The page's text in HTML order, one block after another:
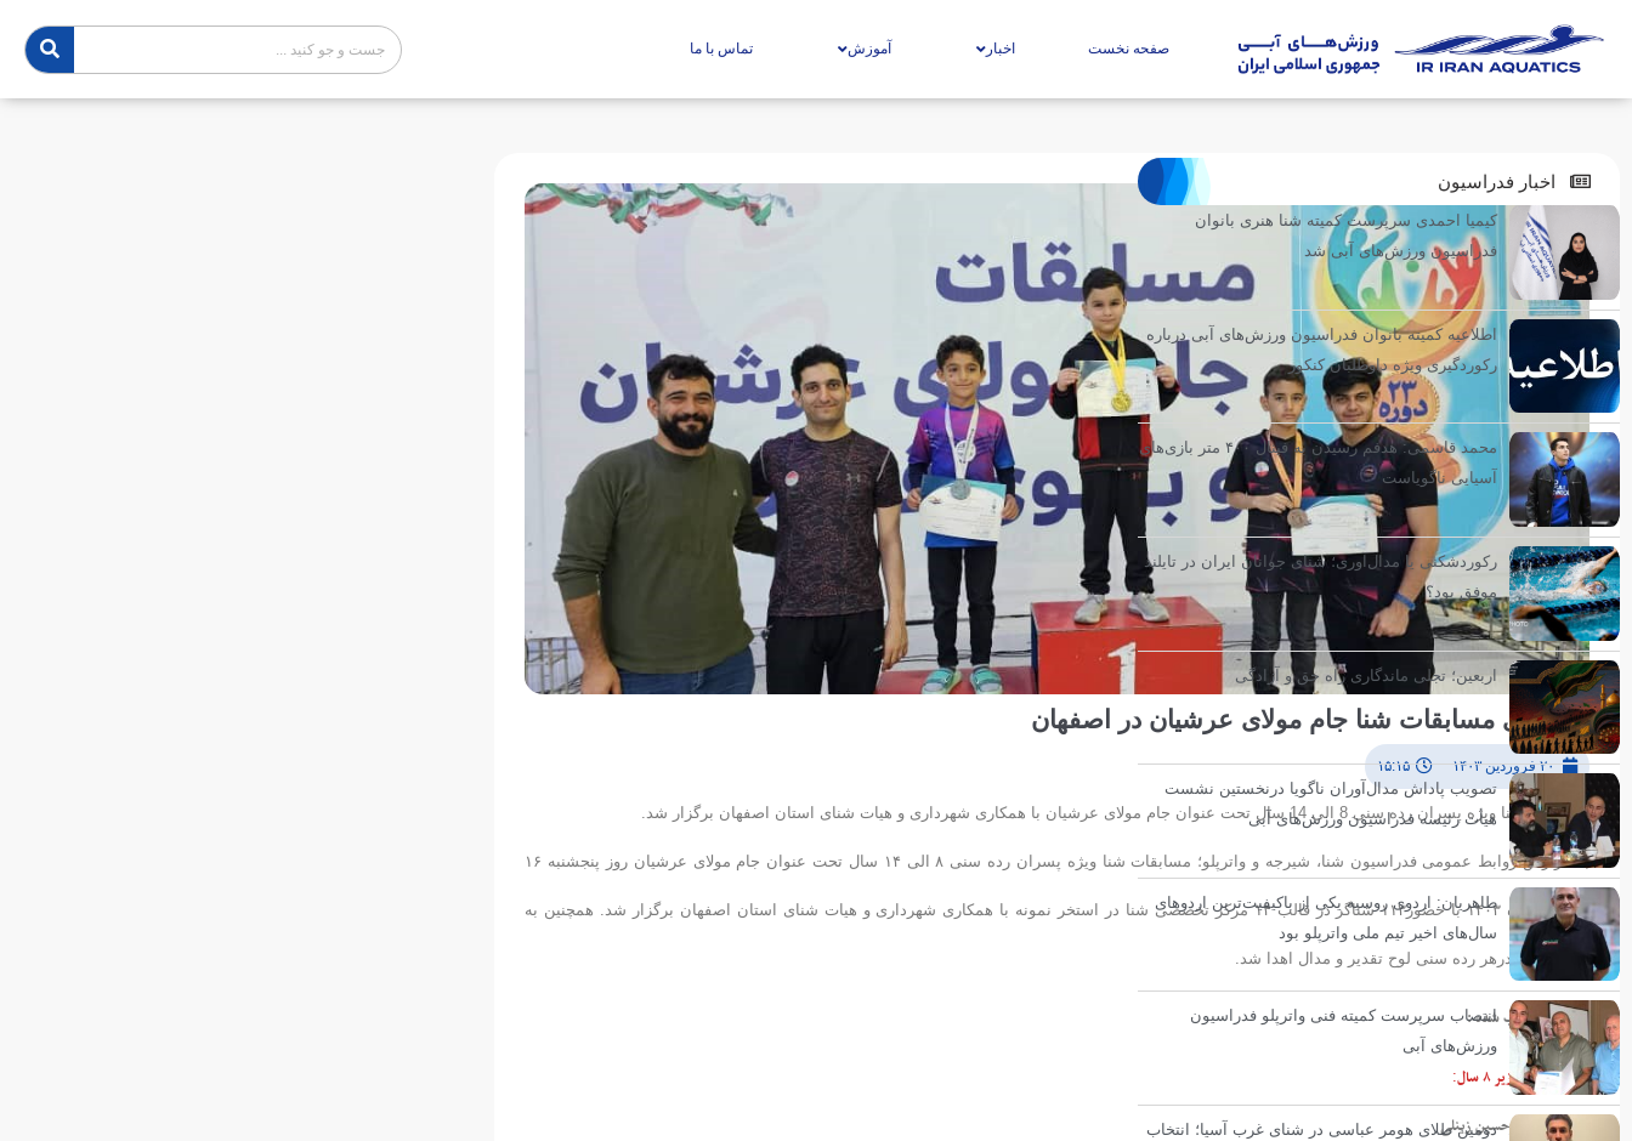
صفحه نخست اخبار آموزش تماس با ما
برگزاری مسابقات شنا جام مولای عرشیان در اصفهان
۲۰ فروردین ۱۴۰۳ ۱۵:۱۵
مسابقات شنا ویژه پسران رده سنی 8 الی 14 سال تحت عنوان جام مولای عرشیان با همکاری شهرداری و هیات شنای استان اصفهان برگزار شد.
به گزارش روابط عمومی فدراسیون شنا، شیرجه و واترپلو؛ مسابقات شنا ویژه پسران رده سنی ۸ الی ۱۴ سال تحت عنوان جام مولای عرشیان روز پنجشنبه ۱۶
فروردین ماه ۱۴۰۳ با حضور۱۱۳ شناگر در قالب ۱۴ مرکز تخصصی شنا در استخر نمونه با همکاری شهرداری و هیات شنای استان اصفهان برگزار شد. همچنین به
نفرات برتر درهر رده سنی لوح تقدیر و مدال اهدا شد.
مقام های کسب شده :
رده سنی ۸ و زیر ۸ سال :
مقام اول: امیرحسین زینلی
اخبار فدراسیون
کیمیا احمدی سرپرست کمیته شنا هنری بانوان
فدراسیون ورزش‌های آبی شد
اطلاعیه کمیته بانوان فدراسیون ورزش‌های آبی درباره
رکوردگیری ویژه داوطلبان کنکور
محمد قاسمی: هدفم رسیدن به فینال ۴۰۰ متر بازی‌های
آسیایی ناگویاست
رکوردشکنی یا مدال‌آوری؛ شنای جوانان ایران در تایلند
موفق بود؟
اربعین؛ تجلی ماندگاری راه حق و آزادگی
تصویب پاداش مدال‌آوران ناگویا درنخستین نشست
هیأت رئیسه فدراسیون ورزش‌های آبی
طاهریان: اردوی روسیه یکی از باکیفیت‌ترین اردوهای
سال‌های اخیر تیم ملی واترپلو بود
انتصاب سرپرست کمیته فنی واترپلو فدراسیون
ورزش‌های آبی
دومین طلای هومر عباسی در شنای غرب آسیا؛ انتخاب